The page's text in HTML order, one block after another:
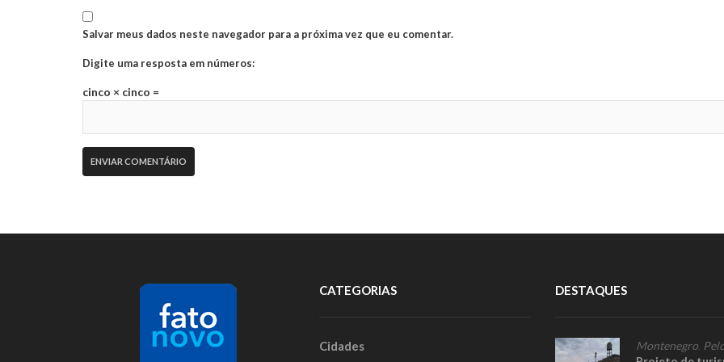
Salvar meus dados neste navegador para a próxima vez que eu comentar.
Digite uma resposta em números:
cinco × cinco =
CATEGORIAS
Cidades
DESTAQUES
Montenegro